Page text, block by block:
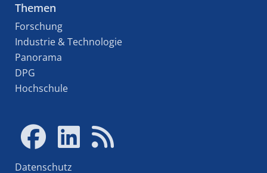
Themen
Forschung
Industrie & Technologie
Panorama
DPG
Hochschule
Datenschutz